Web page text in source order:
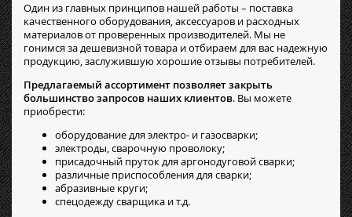
Один из главных принципов нашей работы – поставка
качественного оборудования, аксессуаров и расходных
материалов от проверенных производителей. Мы не
гонимся за дешевизной товара и отбираем для вас надежную
продукцию, заслужившую хорошие отзывы потребителей.
Предлагаемый ассортимент позволяет закрыть
большинство запросов наших клиентов. Вы можете
приобрести:
оборудование для электро- и газосварки;
электроды, сварочную проволоку;
присадочный пруток для аргонодуговой сварки;
различные приспособления для сварки;
абразивные круги;
спецодежду сварщика и т.д.